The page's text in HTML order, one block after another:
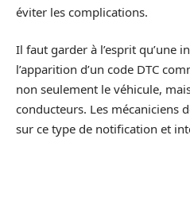
éviter les complications.
Il faut garder à l’esprit qu’une
l’apparition d’un code DTC
non seulement le véhicule,
conducteurs. Les mécaniciens
sur ce type de notification et